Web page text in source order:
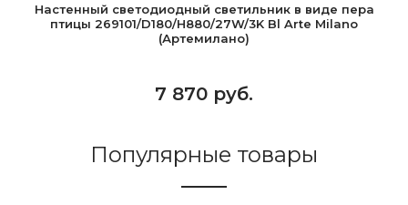
Настенный светодиодный светильник в виде пера
птицы 269101/D180/H880/27W/3K Bl Arte Milano
(Артемилано)
7 870 руб.
Популярные товары